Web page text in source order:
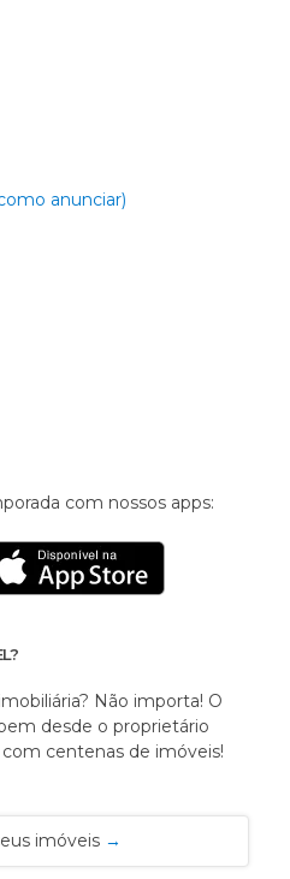
anunciar)
com nossos apps:
Não importa! O
desde o proprietário
centenas de imóveis!
imóveis →